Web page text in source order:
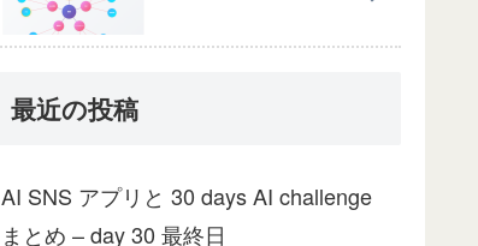
最近の投稿
AI SNS アプリと 30 days AI challenge
まとめ – day 30 最終日